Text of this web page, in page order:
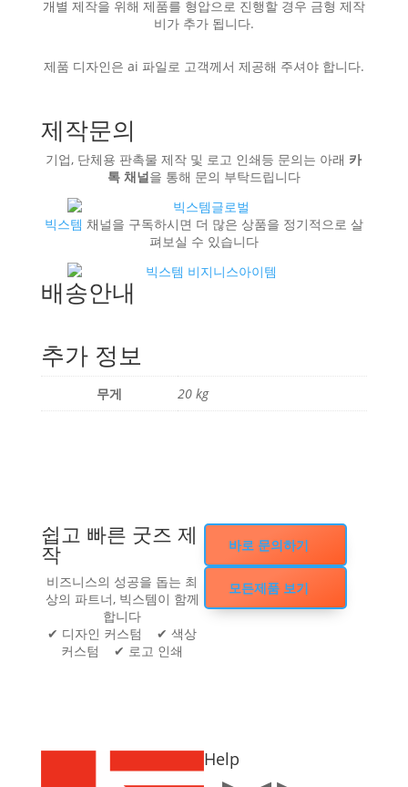
개별 제작을 위해 제품를 형압으로 진행할 경우 금형 제작
비가 추가 됩니다.
제품 디자인은 ai 파일로 고객께서 제공해 주셔야 합니다.
제작문의
기업, 단체용 판촉물 제작 및 로고 인쇄등 문의는 아래 카
톡 채널을 통해 문의 부탁드립니다
빅스템 채널을 구독하시면 더 많은 상품을 정기적으로 살
펴보실 수 있습니다
배송안내
추가 정보
무게 20 kg
쉽고 빠른 굿즈 제
작
비즈니스의 성공을 돕는 최
상의 파트너, 빅스템이 함께
합니다
✔ 디자인 커스텀 ✔ 색상
커스텀 ✔ 로고 인쇄
바로 문의하기
모든제품 보기
Help